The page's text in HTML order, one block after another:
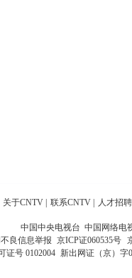
关于CNTV 联系CNTV 人才招聘
中国中央电视台 中国网络电
良信息举报 京ICP证060535号
证号 0102004 新出网证（京）